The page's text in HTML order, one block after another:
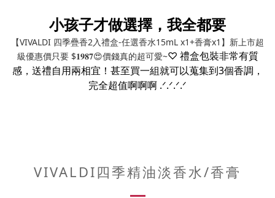
小孩子才做選擇，我全都要
【VIVALDI 四季疊香2入禮盒-任選香水15mL x1+香膏x1】新上市超
級優惠價只要 $𝟏𝟗𝟖𝟕😍價錢真的超可愛~♡ 禮盒包裝非常有質
感，送禮自用兩相宜！甚至買一組就可以蒐集到3個香調，
完全超值啊啊啊 .ᐟ.ᐟ.ᐟ.ᐟ
VIVALDI四季精油淡香水/香膏